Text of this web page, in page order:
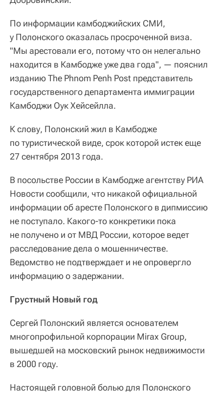
По информации камбоджийских СМИ,
у Полонского оказалась просроченной виза.
"Мы арестовали его, потому что он нелегально
находится в Камбодже уже два года", — пояснил
изданию The Phnom Penh Post представитель
государственного департамента иммиграции
Камбоджи Оук Хейсейлла.
К слову, Полонский жил в Камбодже
по туристической виде, срок которой истек еще
27 сентября 2013 года.
В посольстве России в Камбодже агентству РИА
Новости сообщили, что никакой официальной
информации об аресте Полонского в дипмиссию
не поступало. Какого-то конкретики пока
не получено и от МВД России, которое ведет
расследование дела о мошенничестве.
Ведомство не подтверждает и не опровергло
информацию о задержании.
Грустный Новый год
Сергей Полонский является основателем
многопрофильной корпорации Mirax Group,
вышедшей на московский рынок недвижимости
в 2000 году.
Настоящей головной болью для Полонского